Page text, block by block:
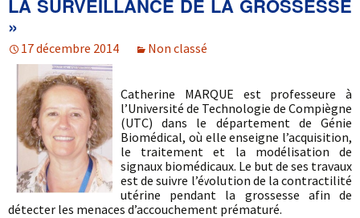
LA SURVEILLANCE DE LA GROSSESSE
»
17 décembre 2014 Non classé
Catherine MARQUE est professeure à
l’Université de Technologie de Compiègne
(UTC) dans le département de Génie
Biomédical, où elle enseigne l’acquisition,
le traitement et la modélisation de
signaux biomédicaux. Le but de ses travaux
est de suivre l’évolution de la contractilité
utérine pendant la grossesse afin de
détecter les menaces d’accouchement prématuré.